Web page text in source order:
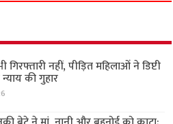
गिरफ्तारी नहीं, पीड़ित महिलाओं ने डिप्टी
की गुहार